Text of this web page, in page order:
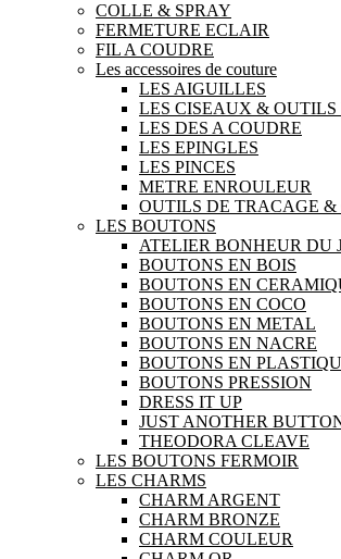
COLLE & SPRAY
FERMETURE ECLAIR
FIL A COUDRE
Les accessoires de couture
LES AIGUILLES
LES CISEAUX & OUTILS
LES DES A COUDRE
LES EPINGLES
LES PINCES
METRE ENROULEUR
OUTILS DE TRACAGE &
LES BOUTONS
ATELIER BONHEUR DU
BOUTONS EN BOIS
BOUTONS EN
BOUTONS EN COCO
BOUTONS EN METAL
BOUTONS EN NACRE
BOUTONS EN
BOUTONS PRESSION
DRESS IT UP
JUST ANOTHER
THEODORA CLEAVE
LES BOUTONS FERMOIR
LES CHARMS
CHARM ARGENT
CHARM BRONZE
CHARM COULEUR